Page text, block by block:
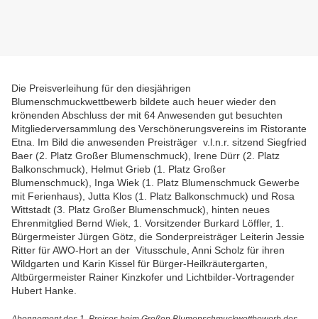
Die Preisverleihung für den diesjährigen
Blumenschmuckwettbewerb bildete auch heuer wieder den
krönenden Abschluss der mit 64 Anwesenden gut besuchten
Mitgliederversammlung des Verschönerungsvereins im Ristorante
Etna. Im Bild die anwesenden Preisträger v.l.n.r. sitzend Siegfried
Baer (2. Platz Großer Blumenschmuck), Irene Dürr (2. Platz
Balkonschmuck), Helmut Grieb (1. Platz Großer
Blumenschmuck), Inga Wiek (1. Platz Blumenschmuck Gewerbe
mit Ferienhaus), Jutta Klos (1. Platz Balkonschmuck) und Rosa
Wittstadt (3. Platz Großer Blumenschmuck), hinten neues
Ehrenmitglied Bernd Wiek, 1. Vorsitzender Burkard Löffler, 1.
Bürgermeister Jürgen Götz, die Sonderpreisträger Leiterin Jessie
Ritter für AWO-Hort an der Vitusschule, Anni Scholz für ihren
Wildgarten und Karin Kissel für Bürger-Heilkräutergarten,
Altbürgermeister Rainer Kinzkofer und Lichtbilder-Vortragender
Hubert Hanke.